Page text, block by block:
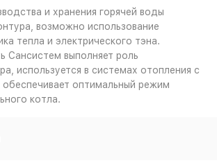
и хранения горячей воды
возможно использование
тепла и электрического тэна.
Сансистем выполняет роль
используется в системах отопления с
оптимальный режим
котла.